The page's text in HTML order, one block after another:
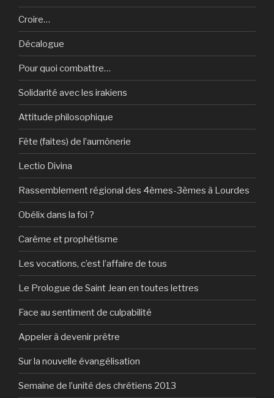
Croire…
Décalogue
Pour quoi combattre…
Solidarité avec les irakiens
Attitude philosophique
Fête (faites) de l’aumônerie
Lectio Divina
Rassemblement régional des 4èmes-3èmes à Lourdes
Obélix dans la foi ?
Carême et prophétisme
Les vocations, c’est l’affaire de tous
Le Prologue de Saint Jean en toutes lettres
Face au sentiment de culpabilité
Appeler à devenir prêtre
Sur la nouvelle évangélisation
Semaine de l’unité des chrétiens 2013